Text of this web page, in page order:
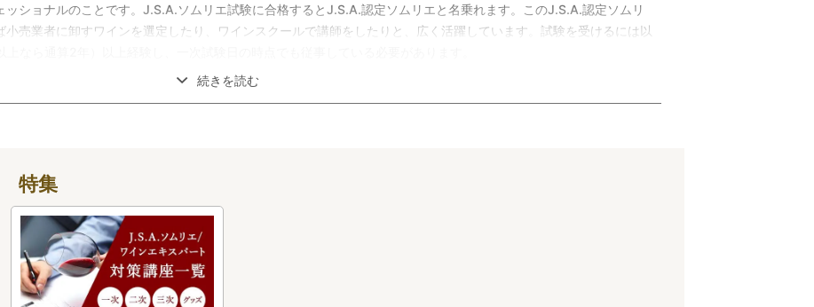
ショナルのことです。J.S.A.ソムリエ試験に合格するとJ.S.A.認定ソムリエと名乗れます。このJ.S.A.認定ソムリ
売業者に卸すワインを選定したり、ワインスクールで講師をしたりと、広く活躍しています。試験を受けるには以
続きを読む
特集